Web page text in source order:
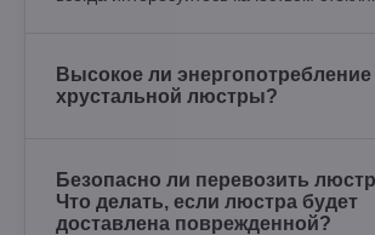
Высокое ли энергопотребление
хрустальной люстры?
Безопасно ли перевозить
Что делать, если люстра будет
доставлена поврежденной?